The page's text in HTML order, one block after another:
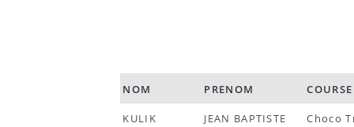
NOM PRENOM COURSE
KULIK JEAN BAPTISTE Choco